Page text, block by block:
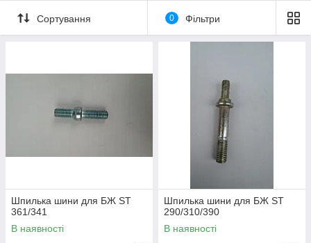
Сортування 0 Фільтри
Шпилька шини для БЖ ST
361/341
В наявності
Шпилька шини для БЖ ST
290/310/390
В наявності